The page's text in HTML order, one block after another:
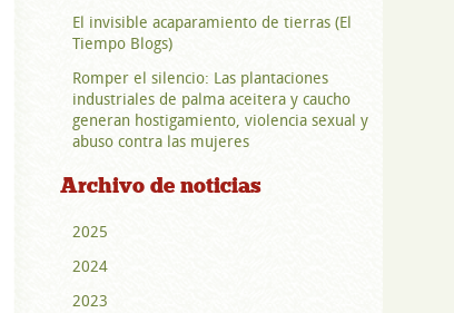
El invisible acaparamiento de tierras (El
Tiempo Blogs)
Romper el silencio: Las plantaciones
industriales de palma aceitera y caucho
generan hostigamiento, violencia sexual y
abuso contra las mujeres
Archivo de noticias
2025
2024
2023